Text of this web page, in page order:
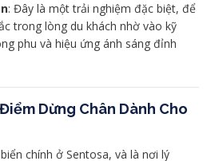
: Đây là một trải nghiệm đặc biệt, để
trong lòng du khách nhờ vào kỹ
phu và hiệu ứng ánh sáng đỉnh
Dừng Chân Dành Cho
chính ở Sentosa, và là nơi lý